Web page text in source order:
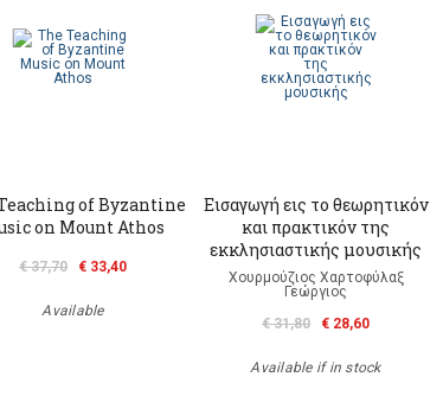
of Byzantine
on Mount Athos
€ 37,70 € 33,40
Available
Εισαγωγή εις το θεωρητικόν
και πρακτικόν της
εκκλησιαστικής μουσικής
Χουρμούζιος Χαρτοφύλαξ
Γεώργιος
€ 31,80
€ 28,60
Available if in stock